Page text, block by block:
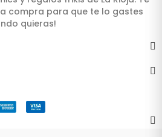
compra para que te lo gastes
quieras!